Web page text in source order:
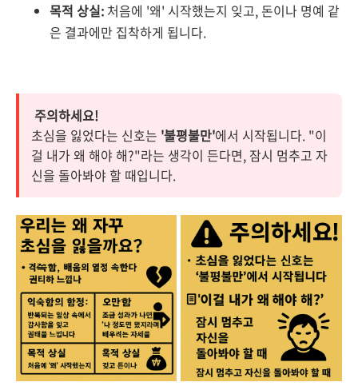
목적 상실: 처음에 '왜' 시작했는지 잊고, 돈이나 명예 같
은 결과에만 집착하게 됩니다.
주의하세요!
초심을 잃었다는 신호는 '불평불만'에서 시작됩니다. "이
걸 내가 왜 해야 해?"라는 생각이 든다면, 잠시 멈추고 자
신을 돌아봐야 할 때입니다.